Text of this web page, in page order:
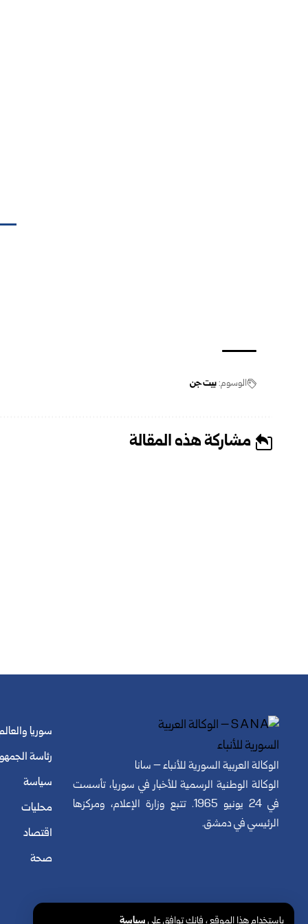
باستخدام هذا الموقع ، فإنك توافق علىسياسة
الوسوم:بيت جن
مشاركة هذه المقالة
الوكالة العربية السورية للأنباء – سانا
الوكالة الوطنية الرسمية للأخبار في سوريا، تأسست
في 24 يونيو 1965. تتبع وزارة الإعلام، ومركزها
الرئيسي في دمشق.
سوريا
رئاسة
سياسة
محليات
اقتصاد
صحة
© الوكالة العربية السورية للأنباء. كافة الحقوق محفوظة.